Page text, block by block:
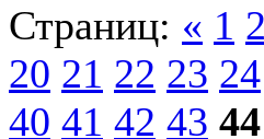
Страниц: « 1 2
20 21 22 23 24
40 41 42 43 44